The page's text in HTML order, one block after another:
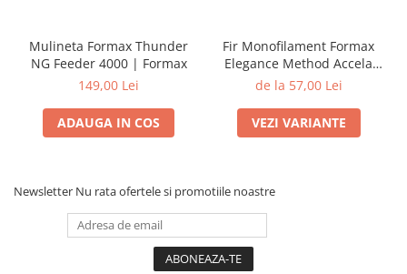
Mulineta Formax Thunder
NG Feeder 4000 | Formax
149,00 Lei
ADAUGA IN COS
Fir Monofilament Formax
Elegance Method Accela
Distance Feeder Fluo 1000m
de la 57,00 Lei
VEZI VARIANTE
Newsletter Nu rata ofertele si promotiile noastre